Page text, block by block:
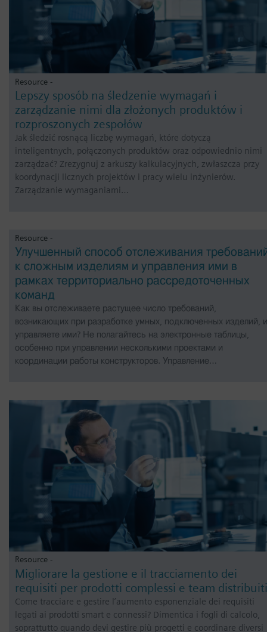
Resource -
Lepszy sposób na śledzenie wymagań i
zarządzanie nimi dla złożonych produktów i
rozproszonych zespołów
Jak śledzić rosnącą liczbę wymagań, które dotyczą
inteligentnych, połączonych produktów oraz odpowiednio nimi
zarządzać? Zrezygnuj z arkuszy kalkulacyjnych, zwłaszcza przy
koordynacji licznych projektów i pracy wielu inżynierów.
Zarządzanie wymaganiami…
Resource -
Улучшенный способ отслеживания
к сложным изделиям и управления ими в
рамках территориально рассредоточенных
команд
Как вы отслеживаете растущее число требований,
возникающих при разработке умных, подключенных изделий, и
управляете ими? Не полагайтесь на электронные таблицы,
особенно при управлении несколькими проектами и
координации работы конструкторов. Управление…
Resource -
Migliorare la gestione e il tracciamento dei
requisiti per prodotti complessi e team distribuiti
Come tracciare e gestire l’aumento esponenziale dei requisiti
legati ai prodotti smart e connessi? Dimentica i fogli di calcolo,
soprattutto quando devi gestire più progetti e coordinare diversi